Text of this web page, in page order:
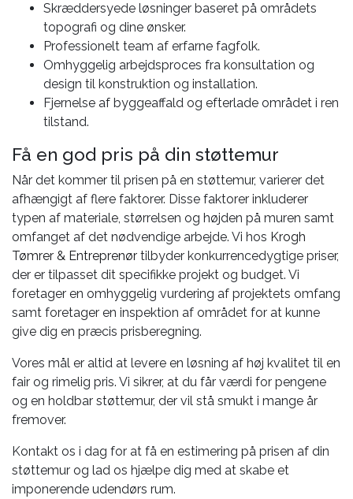
Skræddersyede løsninger baseret på områdets
topografi og dine ønsker.
Professionelt team af erfarne fagfolk.
Omhyggelig arbejdsproces fra konsultation og
design til konstruktion og installation.
Fjernelse af byggeaffald og efterlade området i ren
tilstand.
Få en god pris på din støttemur
Når det kommer til prisen på en støttemur, varierer det
afhængigt af flere faktorer. Disse faktorer inkluderer
typen af materiale, størrelsen og højden på muren samt
omfanget af det nødvendige arbejde. Vi hos Krogh
Tømrer & Entreprenør tilbyder konkurrencedygtige priser,
der er tilpasset dit specifikke projekt og budget. Vi
foretager en omhyggelig vurdering af projektets omfang
samt foretager en inspektion af området for at kunne
give dig en præcis prisberegning.
Vores mål er altid at levere en løsning af høj kvalitet til en
fair og rimelig pris. Vi sikrer, at du får værdi for pengene
og en holdbar støttemur, der vil stå smukt i mange år
fremover.
Kontakt os i dag for at få en estimering på prisen af din
støttemur og lad os hjælpe dig med at skabe et
imponerende udendørs rum.